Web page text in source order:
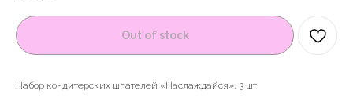
Out of stock
Набор кондитерских шпателей «Наслаждайся», 3 шт